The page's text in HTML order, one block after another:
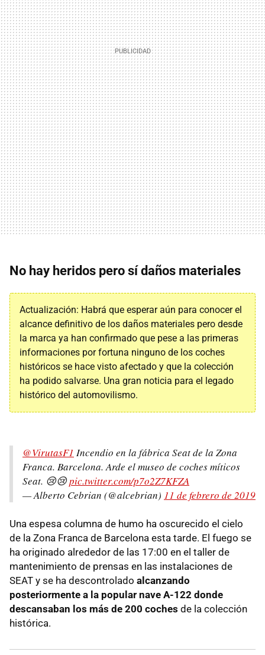
No hay heridos pero sí daños materiales
Actualización: Habrá que esperar aún para conocer el
alcance definitivo de los daños materiales pero desde
la marca ya han confirmado que pese a las primeras
informaciones por fortuna ninguno de los coches
históricos se hace visto afectado y que la colección
ha podido salvarse. Una gran noticia para el legado
histórico del automovilismo.
@VirutasF1 Incendio en la fábrica Seat de la Zona
Franca. Barcelona. Arde el museo de coches míticos
Seat. 😢😢pic.twitter.com/p7o2Z7KFZA
— Alberto Cebrian (@alcebrian) 11 de febrero de 2019
Una espesa columna de humo ha oscurecido el cielo
de la Zona Franca de Barcelona esta tarde. El fuego se
ha originado alrededor de las 17:00 en el taller de
mantenimiento de prensas en las instalaciones de
SEAT y se ha descontrolado alcanzando
posteriormente a la popular nave A-122 donde
descansaban los más de 200 coches de la colección
histórica.